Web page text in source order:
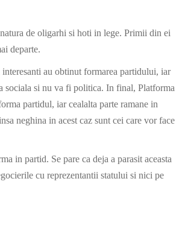
de oligarhi si hoti in lege. Primii din ei
departe.
au obtinut formarea partidului, iar
sociala si nu va fi politica. In final, Platforma
partidul, iar cealalta parte ramane in
neghina in acest caz sunt cei care vor face
in partid. Se pare ca deja a parasit aceasta
cu reprezentantii statului si nici pe